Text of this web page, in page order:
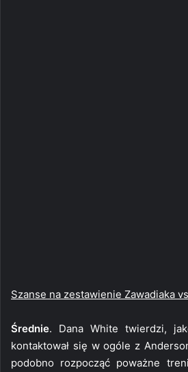
Szanse na zestawienie Zawadiaka
Średnie. Dana White twierdzi,
kontaktował się w ogóle z
podobno rozpocząć poważne